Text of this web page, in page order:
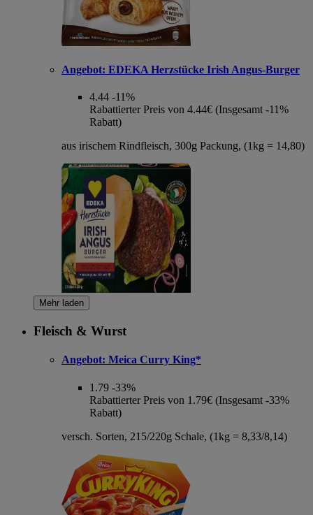
Angebot: EDEKA Herzstücke Irish Angus-Burger
4.44 -11%
Rabattierter Preis von 4.44€ (Insgesamt -11%
Rabatt)
aus irischem Rindfleisch, 300g Packung, (1kg = 14,80)
Mehr laden
Fleisch & Wurst
Angebot: Meica Curry King*
1.79 -33%
Rabattierter Preis von 1.79€ (Insgesamt -33%
Rabatt)
versch. Sorten, 215/220g Schale, (1kg = 8,33/8,14)